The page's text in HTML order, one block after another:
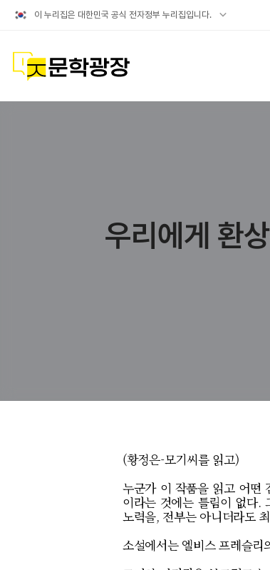
이 누리집은 대한민국 공식 전자정부 누리집입니다.
공식
문학광장
우리에게 환
(황정은-모기씨를 읽고)
누군가 이 작품을 읽고 어떤
이라는 것에는 틀림이 없다.
노력을, 전부는 아니더라도
소설에서는 엘비스 프레슬리